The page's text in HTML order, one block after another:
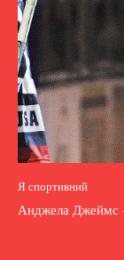
Я спортивний
Анджела Джеймс –